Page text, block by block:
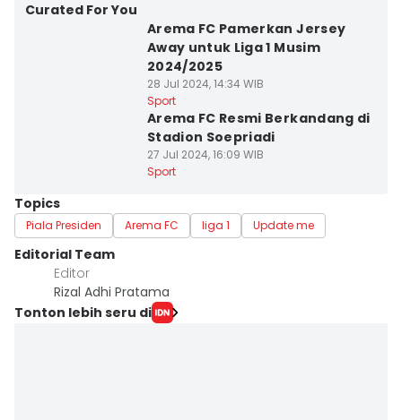
Curated For You
Arema FC Pamerkan Jersey
Away untuk Liga 1 Musim
2024/2025
28 Jul 2024, 14:34 WIB
Sport
Arema FC Resmi Berkandang di
Stadion Soepriadi
27 Jul 2024, 16:09 WIB
Sport
Topics
Piala Presiden Arema FC liga 1 Update me
Editorial Team
Editor
Rizal Adhi Pratama
Tonton lebih seru di